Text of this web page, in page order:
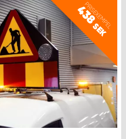
PRISEXEMPEL
438
SEK